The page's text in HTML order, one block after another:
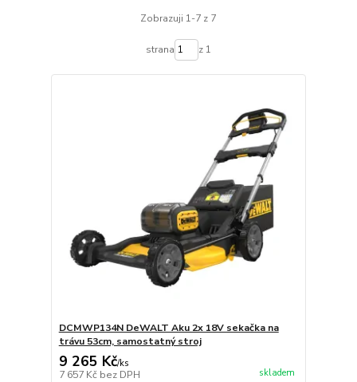
Zobrazuji 1-7 z 7
strana z 1
DCMWP134N DeWALT Aku 2x 18V sekačka na
trávu 53cm, samostatný stroj
9 265 Kč/ks
7 657 Kč bez DPH skladem